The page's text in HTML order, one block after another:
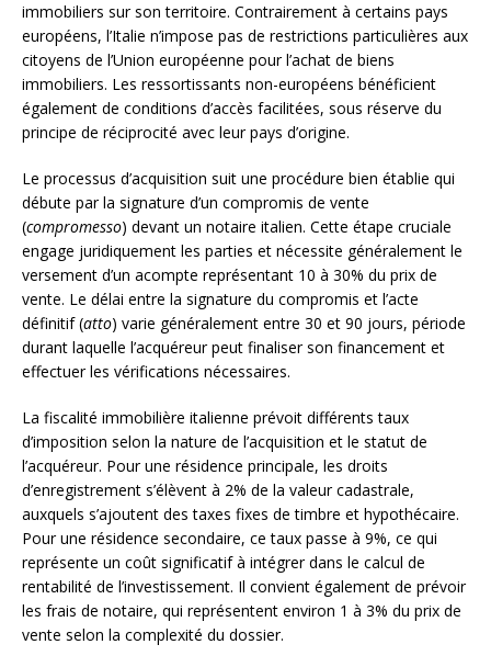
immobiliers sur son territoire. Contrairement à certains pays
européens, l’Italie n’impose pas de restrictions particulières aux
citoyens de l’Union européenne pour l’achat de biens
immobiliers. Les ressortissants non-européens bénéficient
également de conditions d’accès facilitées, sous réserve du
principe de réciprocité avec leur pays d’origine.
Le processus d’acquisition suit une procédure bien établie qui
débute par la signature d’un compromis de vente
(compromesso) devant un notaire italien. Cette étape cruciale
engage juridiquement les parties et nécessite généralement le
versement d’un acompte représentant 10 à 30% du prix de
vente. Le délai entre la signature du compromis et l’acte
définitif (atto) varie généralement entre 30 et 90 jours, période
durant laquelle l’acquéreur peut finaliser son financement et
effectuer les vérifications nécessaires.
La fiscalité immobilière italienne prévoit différents taux
d’imposition selon la nature de l’acquisition et le statut de
l’acquéreur. Pour une résidence principale, les droits
d’enregistrement s’élèvent à 2% de la valeur cadastrale,
auxquels s’ajoutent des taxes fixes de timbre et hypothécaire.
Pour une résidence secondaire, ce taux passe à 9%, ce qui
représente un coût significatif à intégrer dans le calcul de
rentabilité de l’investissement. Il convient également de prévoir
les frais de notaire, qui représentent environ 1 à 3% du prix de
vente selon la complexité du dossier.